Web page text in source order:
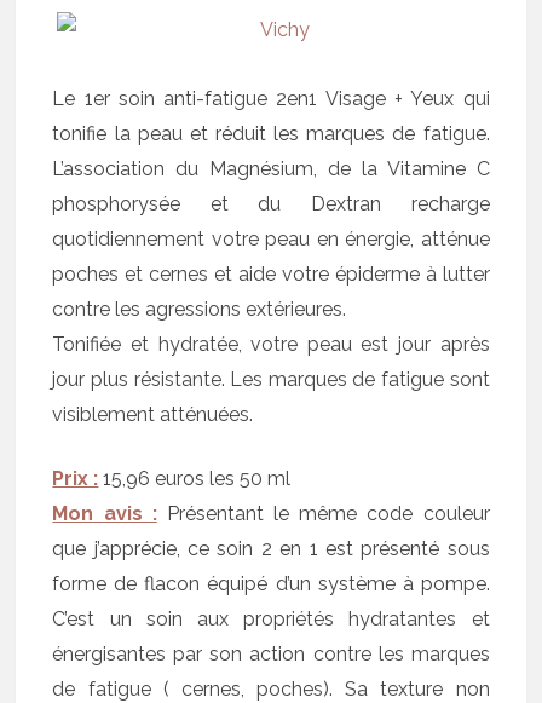
Le 1er soin anti-fatigue 2en1 Visage + Yeux qui
tonifie la peau et réduit les marques de fatigue.
L’association du Magnésium, de la Vitamine C
phosphorysée et du Dextran recharge
quotidiennement votre peau en énergie, atténue
poches et cernes et aide votre épiderme à lutter
contre les agressions extérieures.
Tonifiée et hydratée, votre peau est jour après
jour plus résistante. Les marques de fatigue sont
visiblement atténuées.
Prix : 15,96 euros les 50 ml
Mon avis :Présentant le même code couleur
que j’apprécie, ce soin 2 en 1 est présenté sous
forme de flacon équipé d’un système à pompe.
C’est un soin aux propriétés hydratantes et
énergisantes par son action contre les marques
de fatigue ( cernes, poches). Sa texture non